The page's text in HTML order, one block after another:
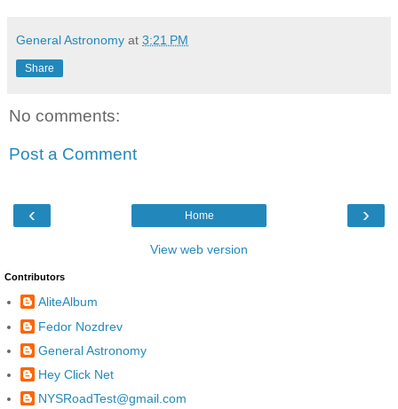
General Astronomy at 3:21 PM
Share
No comments:
Post a Comment
‹ ›
Home
View web version
Contributors
AliteAlbum
Fedor Nozdrev
General Astronomy
Hey Click Net
NYSRoadTest@gmail.com